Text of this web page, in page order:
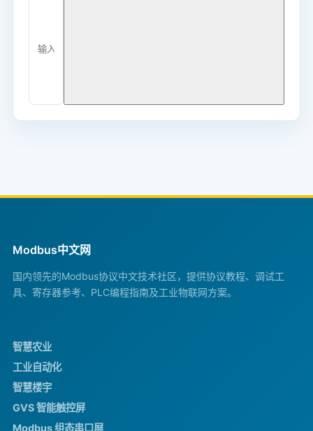
Modbus中文网
国内领先的Modbus协议中文技术社区，提供协议教程、调试工
具、寄存器参考、PLC编程指南及工业物联网方案。
智慧农业
工业自动化
智慧楼宇
GVS 智能触控屏
Modbus 组态串口屏